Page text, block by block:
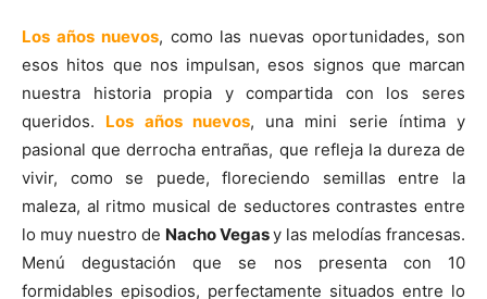
Los años nuevos, como las nuevas oportunidades, son
esos hitos que nos impulsan, esos signos que marcan
nuestra historia propia y compartida con los seres
queridos. Los años nuevos, una mini serie íntima y
pasional que derrocha entrañas, que refleja la dureza de
vivir, como se puede, floreciendo semillas entre la
maleza, al ritmo musical de seductores contrastes entre
lo muy nuestro de Nacho Vegasy las melodías francesas.
Menú degustación que se nos presenta con 10
formidables episodios, perfectamente situados entre lo